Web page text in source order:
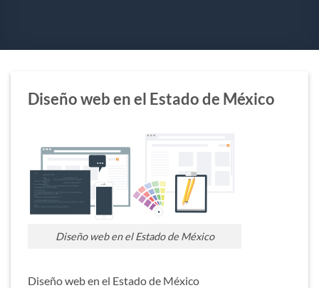
Diseño web en el Estado de México
Diseño web en el Estado de México
Diseño web en el Estado de México